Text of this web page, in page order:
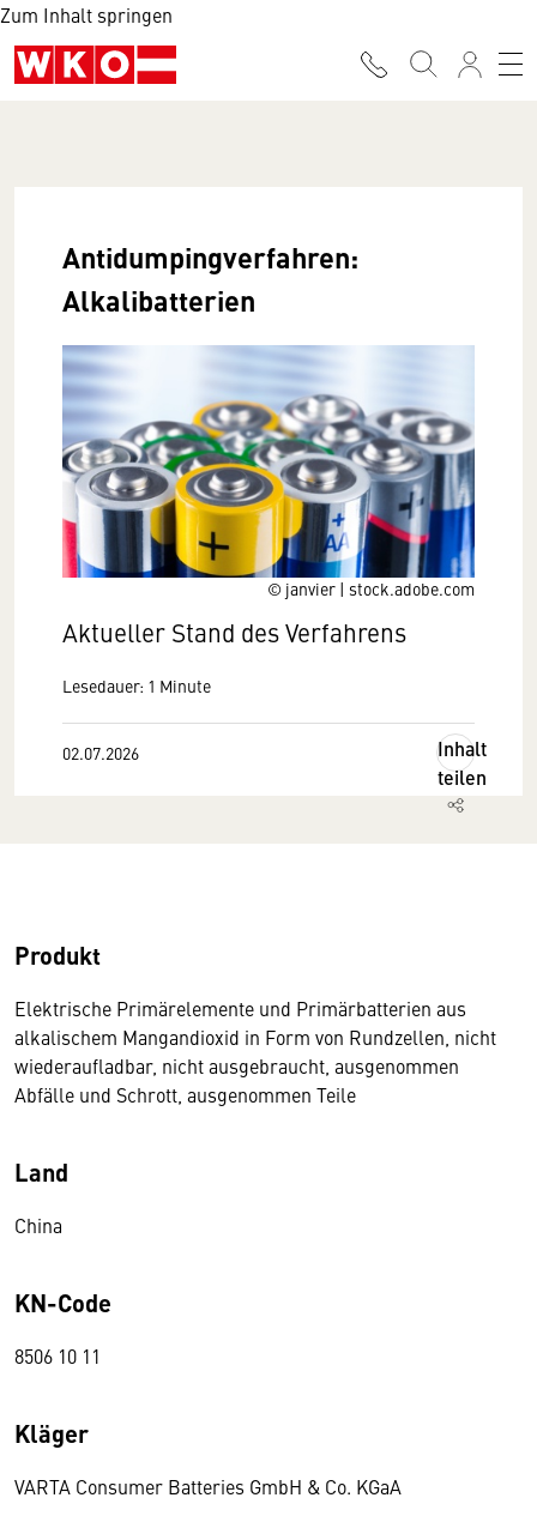
Zum Inhalt springen
© janvier | stock.adobe.com
Antidumpingverfahren:
Alkalibatterien
Aktueller Stand des Verfahrens
Lesedauer: 1 Minute
02.07.2026
Inhalt
teilen
Produkt
Elektrische Primärelemente und Primärbatterien aus
alkalischem Mangandioxid in Form von Rundzellen, nicht
wiederaufladbar, nicht ausgebraucht, ausgenommen
Abfälle und Schrott, ausgenommen Teile
Land
China
KN-Code
8506 10 11
Kläger
VARTA Consumer Batteries GmbH & Co. KGaA